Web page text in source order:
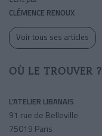
CLÉMENCE RENOUX
Voir tous ses articles
OÙ LE TROUVER ?
L’ATELIER LIBANAIS
91 rue de Belleville
75019 Paris